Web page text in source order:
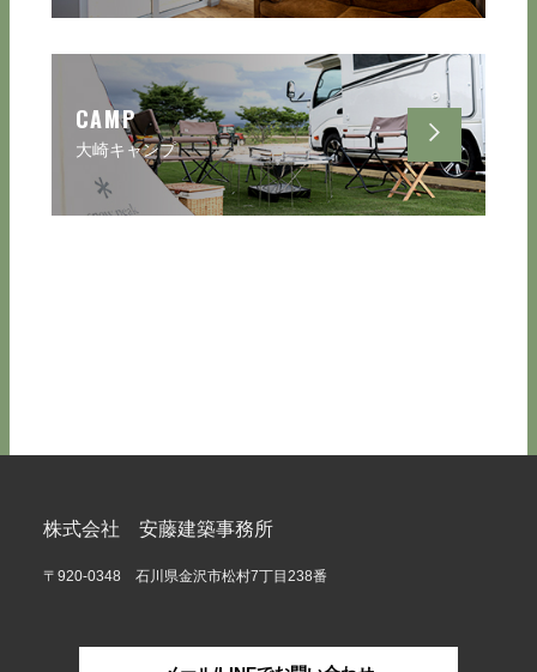
CAMP
大崎キャンプ
株式会社 安藤建築事務所
〒920-0348 石川県金沢市松村7丁目238番